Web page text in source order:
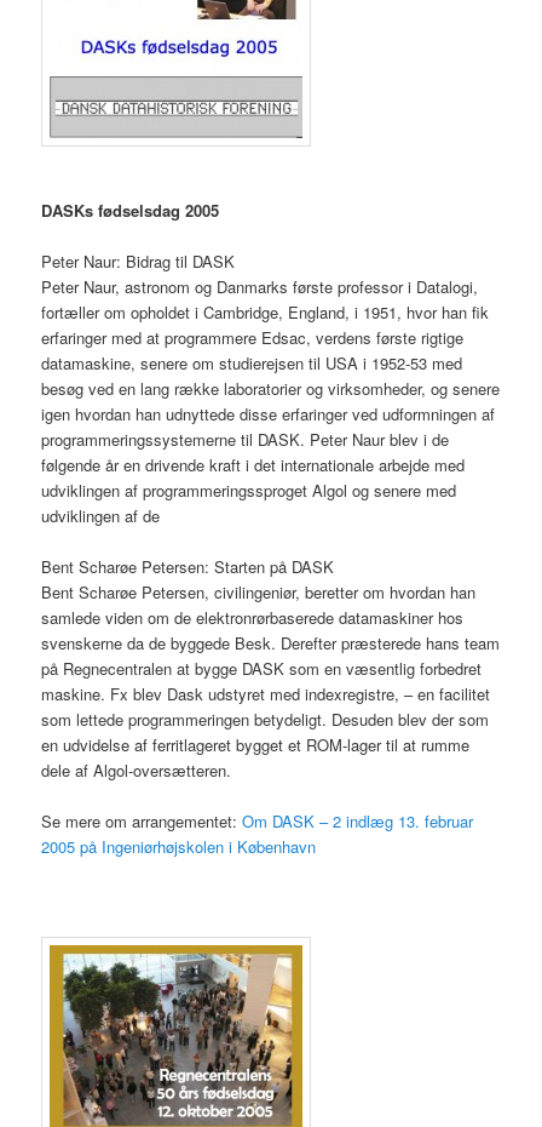
DASKs fødselsdag 2005
Peter Naur: Bidrag til DASK
Peter Naur, astronom og Danmarks første professor i Datalogi,
fortæller om opholdet i Cambridge, England, i 1951, hvor han fik
erfaringer med at programmere Edsac, verdens første rigtige
datamaskine, senere om studierejsen til USA i 1952-53 med
besøg ved en lang række laboratorier og virksomheder, og senere
igen hvordan han udnyttede disse erfaringer ved udformningen af
programmeringssystemerne til DASK. Peter Naur blev i de
følgende år en drivende kraft i det internationale arbejde med
udviklingen af programmeringssproget Algol og senere med
udviklingen af de
Bent Scharøe Petersen: Starten på DASK
Bent Scharøe Petersen, civilingeniør, beretter om hvordan han
samlede viden om de elektronrørbaserede datamaskiner hos
svenskerne da de byggede Besk. Derefter præsterede hans team
på Regnecentralen at bygge DASK som en væsentlig forbedret
maskine. Fx blev Dask udstyret med indexregistre, – en facilitet
som lettede programmeringen betydeligt. Desuden blev der som
en udvidelse af ferritlageret bygget et ROM-lager til at rumme
dele af Algol-oversætteren.
Se mere om arrangementet:Om DASK – 2 indlæg 13. februar
2005 på Ingeniørhøjskolen i København